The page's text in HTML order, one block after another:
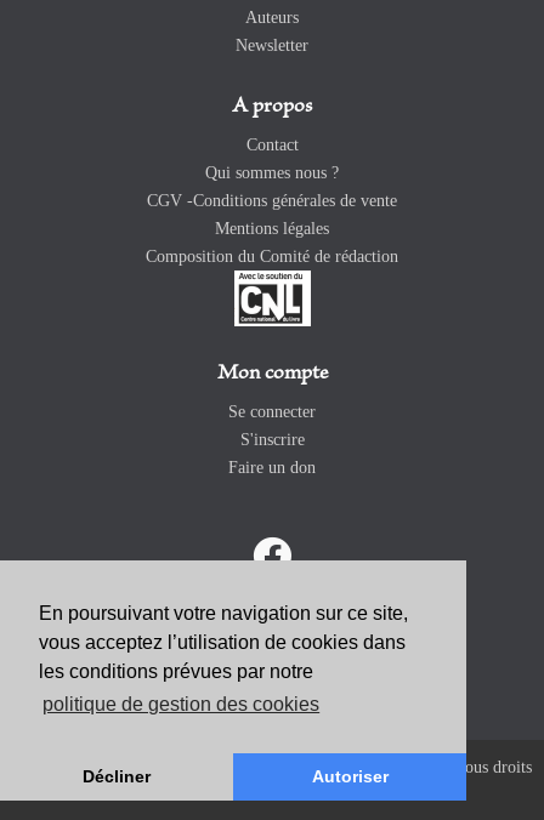
En poursuivant votre navigation sur ce site,
vous acceptez l’utilisation de cookies dans
les conditions prévues par notre
politique de gestion des cookies
Décliner Autoriser
Auteurs
Newsletter
A propos
Contact
Qui sommes nous ?
CGV -Conditions générales de vente
Mentions légales
Composition du Comité de rédaction
Mon compte
Se connecter
S'inscrire
Faire un don
ABONNEZ-VOUS
Copyright 2026 Revue Catholique Internationale COMMUNIO. Tous droits